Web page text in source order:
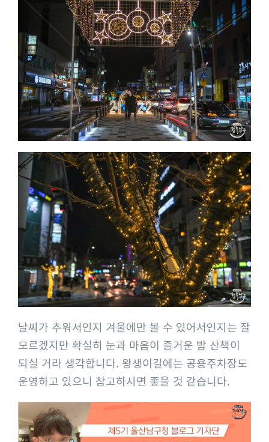
날씨가 추워서인지 겨울에만 볼 수 있어서인지는 잘
모르겠지만 확실히 눈과 마음이 즐거운 밤 산책이
되실 거라 생각합니다. 왕생이길에는 공용주차장도
운영하고 있으니 참고하시면 좋을 것 같습니다.